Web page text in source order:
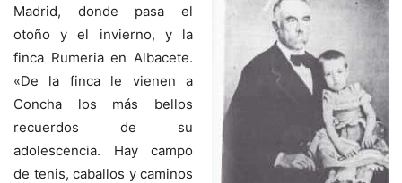
Madrid, donde pasa el
otoño y el invierno, y la
finca Rumeria en Albacete.
«De la finca le vienen a
Concha los más bellos
recuerdos de su
adolescencia. Hay campo
de tenis, caballos y caminos